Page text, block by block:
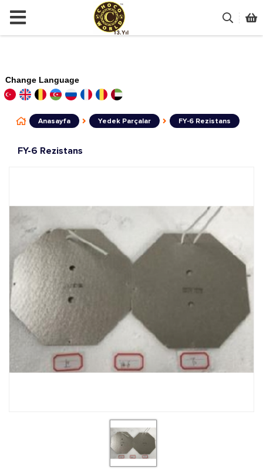
Change Language
Anasayfa Yedek Parçalar FY-6 Rezistans
FY-6 Rezistans